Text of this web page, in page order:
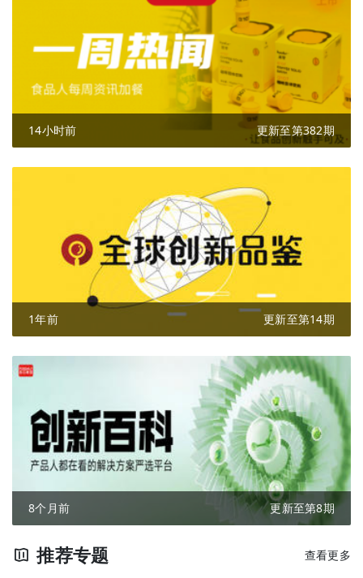
14小时前 更新至第382期
1年前 更新至第14期
8个月前 更新至第8期
推荐专题 查看更多